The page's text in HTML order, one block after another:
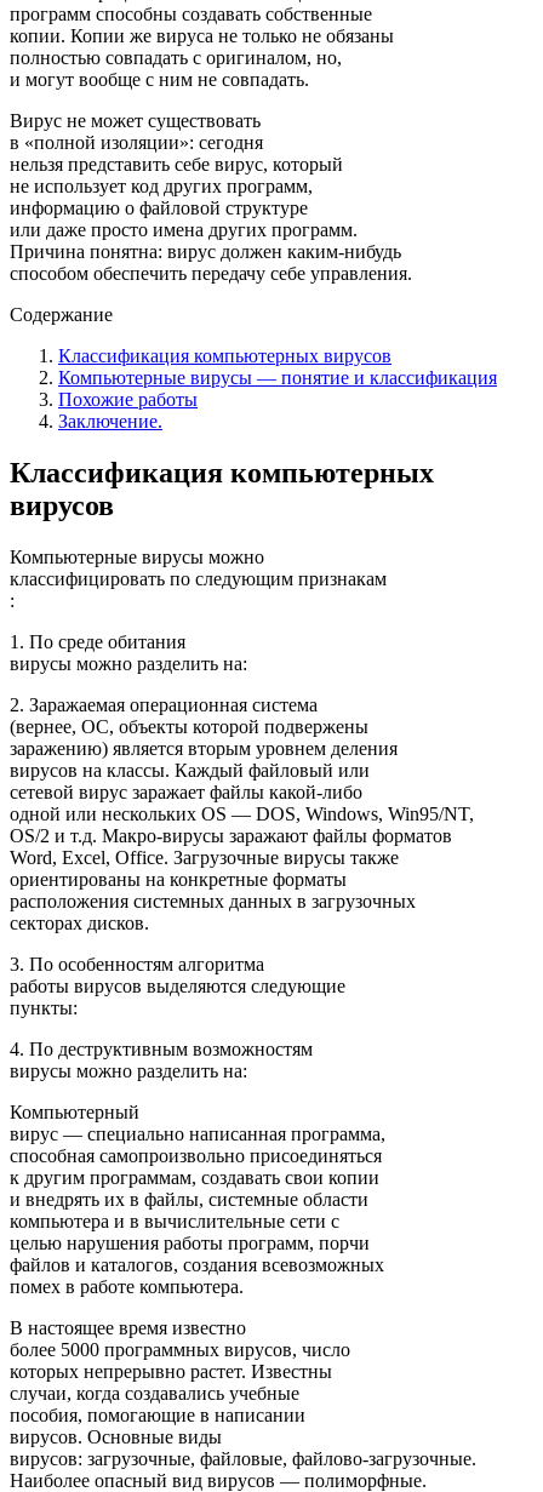
программ способны создавать собственные
копии. Копии же вируса не только не обязаны
полностью совпадать с оригиналом, но,
и могут вообще с ним не совпадать.
Вирус не может существовать
в «полной изоляции»: сегодня
нельзя представить себе вирус, который
не использует код других программ,
информацию о файловой структуре
или даже просто имена других программ.
Причина понятна: вирус должен каким-нибудь
способом обеспечить передачу себе управления.
Содержание
Классификация компьютерных вирусов
Компьютерные вирусы — понятие и классификация
Похожие работы
Заключение.
Классификация компьютерных
вирусов
Компьютерные вирусы можно
классифицировать по следующим признакам
:
1. По среде обитания
вирусы можно разделить на:
2. Заражаемая операционная система
(вернее, ОС, объекты которой подвержены
заражению) является вторым уровнем деления
вирусов на классы. Каждый файловый или
сетевой вирус заражает файлы какой-либо
одной или нескольких OS — DOS, Windows, Win95/NT,
OS/2 и т.д. Макро-вирусы заражают файлы форматов
Word, Excel, Office. Загрузочные вирусы также
ориентированы на конкретные форматы
расположения системных данных в загрузочных
секторах дисков.
3. По особенностям алгоритма
работы вирусов выделяются следующие
пункты:
4. По деструктивным возможностям
вирусы можно разделить на:
Компьютерный
вирус — специально написанная программа,
способная самопроизвольно присоединяться
к другим программам, создавать свои копии
и внедрять их в файлы, системные области
компьютера и в вычислительные сети с
целью нарушения работы программ, порчи
файлов и каталогов, создания всевозможных
помех в работе компьютера.
В настоящее время известно
более 5000 программных вирусов, число
которых непрерывно растет. Известны
случаи, когда создавались учебные
пособия, помогающие в написании
вирусов. Основные виды
вирусов: загрузочные, файловые, файлово-загрузочные.
Наиболее опасный вид вирусов — полиморфные.